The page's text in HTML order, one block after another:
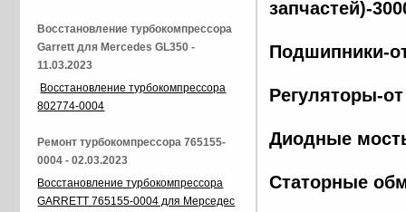
запчастей)-
Подшипники-
Регуляторы-
Диодные
Статорные
Восстановление турбокомпрессора
Garrett для Mercedes GL350 -
11.03.2023
Восстановление турбокомпрессора
802774-0004
Ремонт турбокомпрессора 765155-
0004 - 02.03.2023
Восстановление турбокомпрессора
GARRETT 765155-0004 для Мерседес